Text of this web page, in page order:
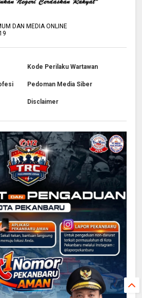
DAN MEDIA ONLINE
Kode Perilaku Wartawan
Pedoman Media Siber
Disclaimer